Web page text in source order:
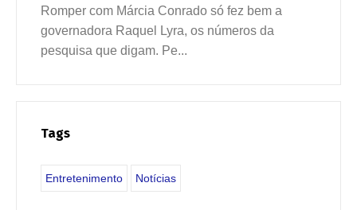
Romper com Márcia Conrado só fez bem a
governadora Raquel Lyra, os números da
pesquisa que digam. Pe...
Tags
Entretenimento Notícias